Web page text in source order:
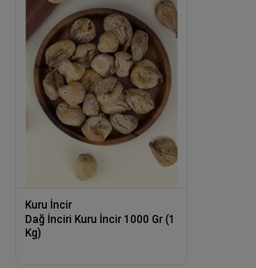
Kuru İncir
Dağ İnciri Kuru İncir 1000 Gr (1
Kg)